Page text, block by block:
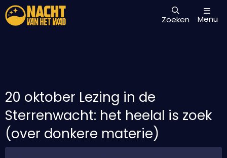
Zoeken Menu
20 oktober Lezing in de
Sterrenwacht: het heelal is zoek
(over donkere materie)